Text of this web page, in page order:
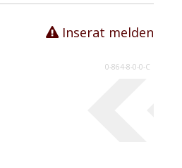
Inserat melden
0-864-8-0-0-C